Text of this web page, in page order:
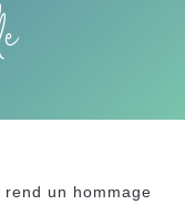
un hommage